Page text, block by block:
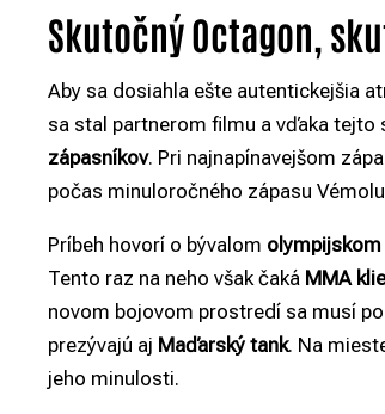
Skutočný Octagon,
Aby sa dosiahla ešte autentickejšia
sa stal partnerom filmu a vďaka
zápasníkov. Pri najnapínavejšom
počas minuloročného zápasu
Príbeh hovorí o bývalom olympijskom
Tento raz na neho však čaká MMA
novom bojovom prostredí sa musí
prezývajú aj Maďarský tank. Na
jeho minulosti.